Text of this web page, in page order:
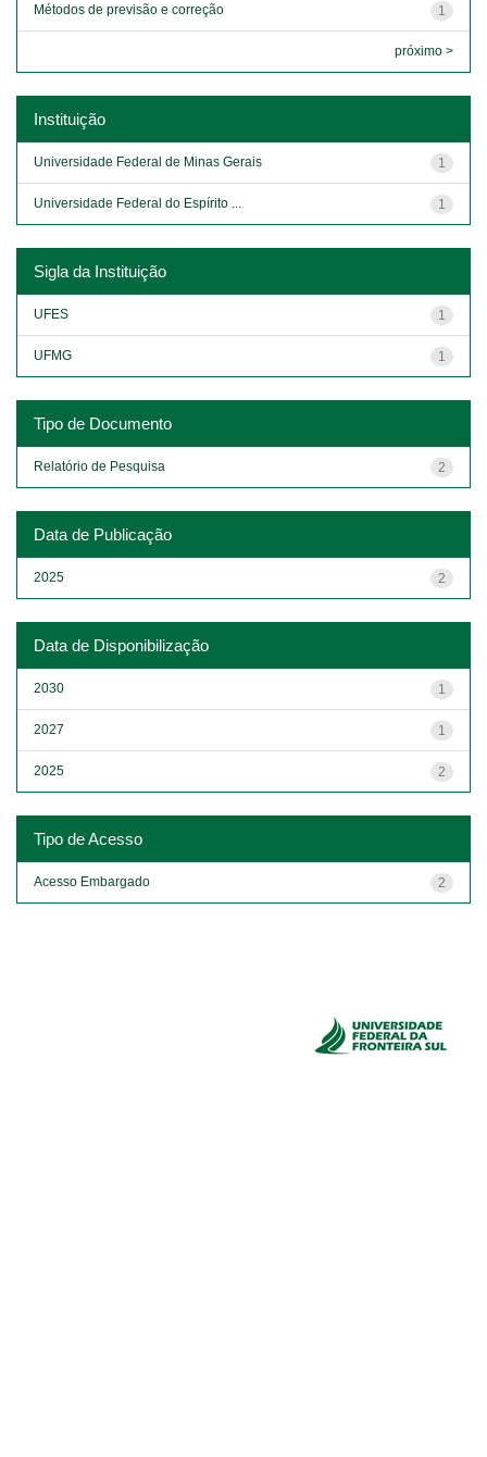
1
Métodos de previsão e correção
próximo >
Instituição
1
Universidade Federal de Minas Gerais
1
Universidade Federal do Espírito ...
Sigla da Instituição
1
UFES
1
UFMG
Tipo de Documento
2
Relatório de Pesquisa
Data de Publicação
2
2025
Data de Disponibilização
1
2030
1
2027
2
2025
Tipo de Acesso
2
Acesso Embargado